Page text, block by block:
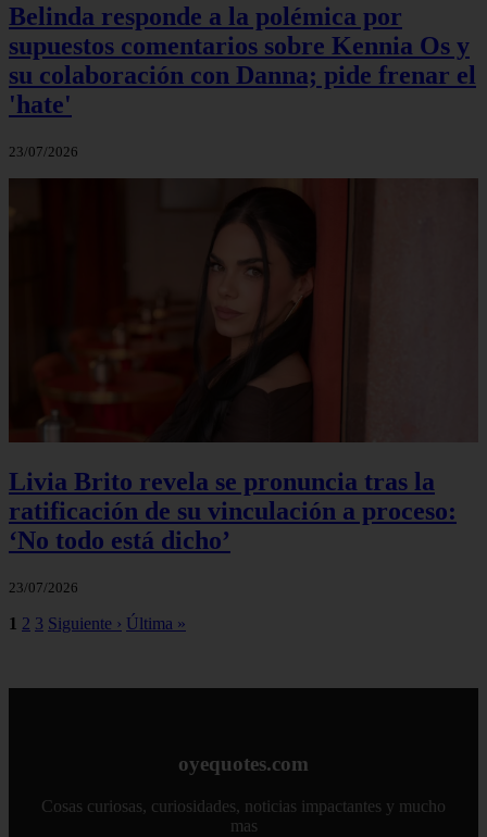
Belinda responde a la polémica por
supuestos comentarios sobre Kennia Os y
su colaboración con Danna; pide frenar el
'hate'
23/07/2026
Livia Brito revela se pronuncia tras la
ratificación de su vinculación a proceso:
‘No todo está dicho’
23/07/2026
1 2 3 Siguiente › Última »
oyequotes.com
Cosas curiosas, curiosidades, noticias impactantes y mucho
mas